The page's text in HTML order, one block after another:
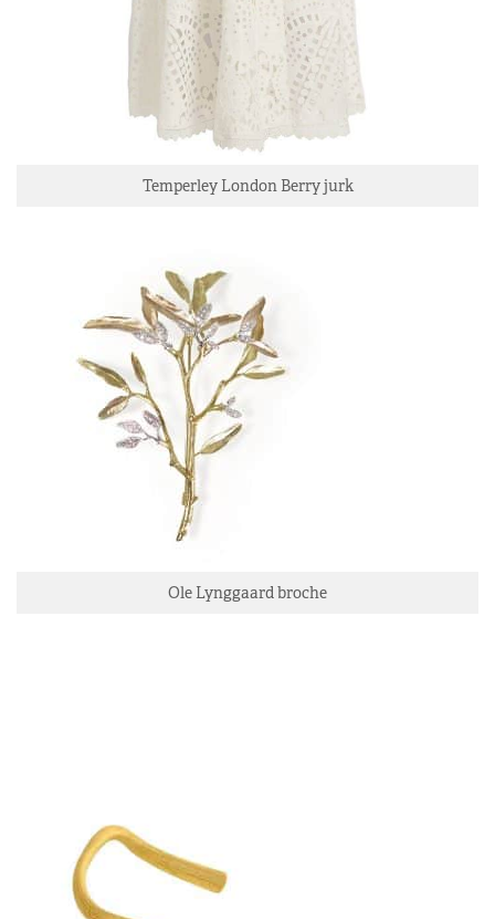
Temperley London Berry jurk
Ole Lynggaard broche